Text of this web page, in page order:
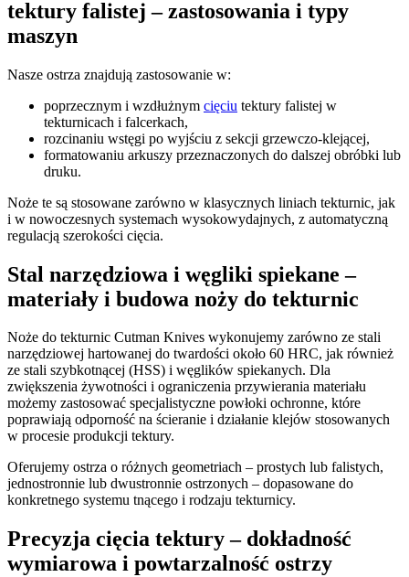
tektury falistej – zastosowania i typy
maszyn
Nasze ostrza znajdują zastosowanie w:
poprzecznym i wzdłużnym cięciu tektury falistej w
tekturnicach i falcerkach,
rozcinaniu wstęgi po wyjściu z sekcji grzewczo-klejącej,
formatowaniu arkuszy przeznaczonych do dalszej obróbki lub
druku.
Noże te są stosowane zarówno w klasycznych liniach tekturnic, jak
i w nowoczesnych systemach wysokowydajnych, z automatyczną
regulacją szerokości cięcia.
Stal narzędziowa i węgliki spiekane –
materiały i budowa noży do tekturnic
Noże do tekturnic Cutman Knives wykonujemy zarówno ze stali
narzędziowej hartowanej do twardości około 60 HRC, jak również
ze stali szybkotnącej (HSS) i węglików spiekanych. Dla
zwiększenia żywotności i ograniczenia przywierania materiału
możemy zastosować specjalistyczne powłoki ochronne, które
poprawiają odporność na ścieranie i działanie klejów stosowanych
w procesie produkcji tektury.
Oferujemy ostrza o różnych geometriach – prostych lub falistych,
jednostronnie lub dwustronnie ostrzonych – dopasowane do
konkretnego systemu tnącego i rodzaju tekturnicy.
Precyzja cięcia tektury – dokładność
wymiarowa i powtarzalność ostrzy